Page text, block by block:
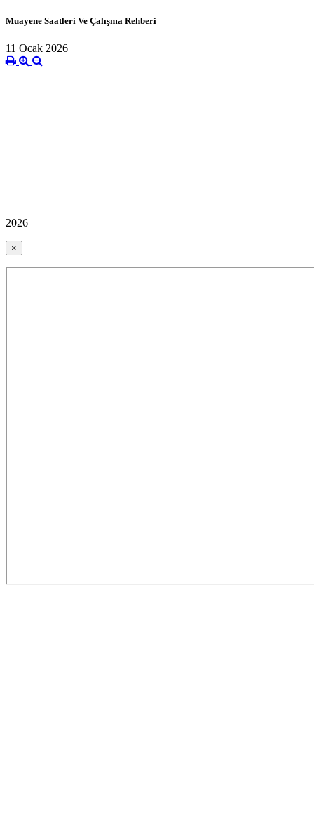
Muayene Saatleri Ve Çalışma Rehberi
11 Ocak 2026
2026
×